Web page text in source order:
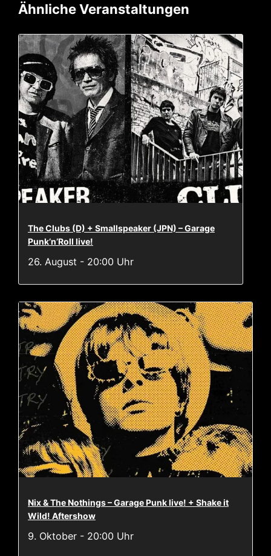
Ähnliche Veranstaltungen
The Clubs (D) + Smallspeaker (JPN) – Garage
Punk’n’Roll live!
26. August - 20:00
Nix & The Nothings – Garage Punk live! + Shake it
Wild! Aftershow
9. Oktober - 20:00